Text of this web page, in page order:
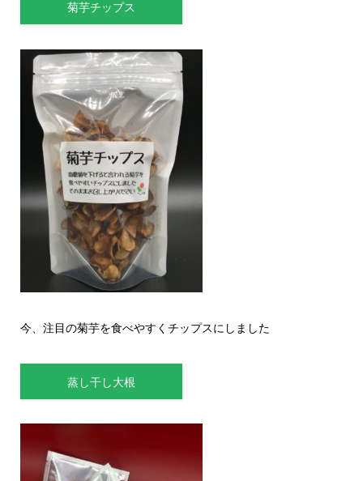
菊芋チップス
今、注目の菊芋を食べやすくチップスにしました
蒸し干し大根